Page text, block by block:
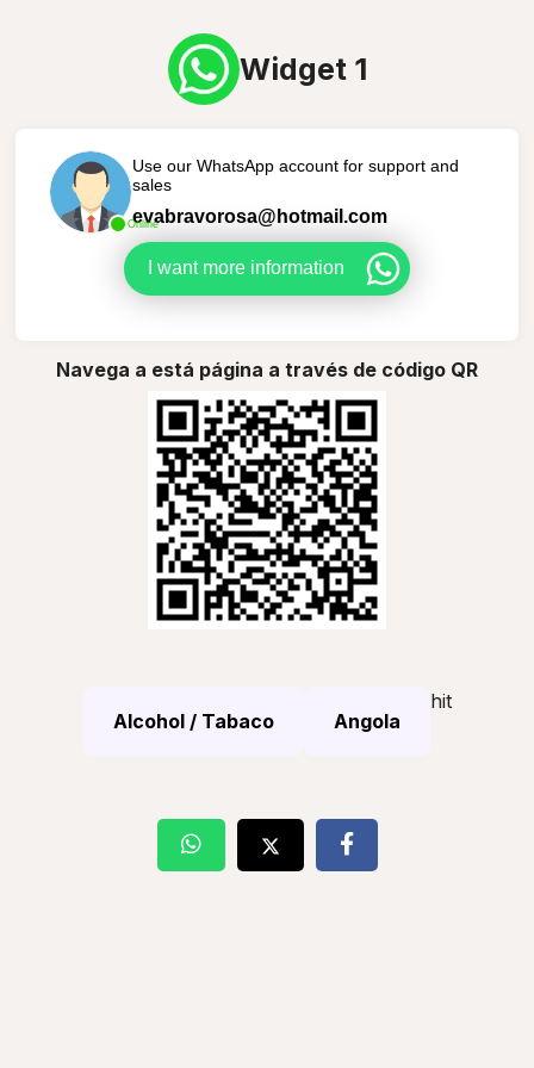
Widget 1
Online
Use our WhatsApp account for support and
sales
evabravorosa@hotmail.com
I want more information
Navega a está página a través de código QR
Alcohol / Tabaco Angola
hit